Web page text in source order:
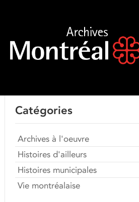
Catégories
Archives à l'oeuvre
Histoires d'ailleurs
Histoires municipales
Vie montréalaise